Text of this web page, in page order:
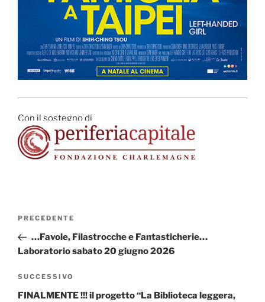
Con il sostegno di
Navigazione
Articolo
precedente:
PRECEDENTE
…Favole, Filastrocche e Fantasticherie…
Laboratorio sabato 20 giugno 2026
Articolo
successivo
SUCCESSIVO
FINALMENTE !!! il progetto “La Biblioteca leggera,